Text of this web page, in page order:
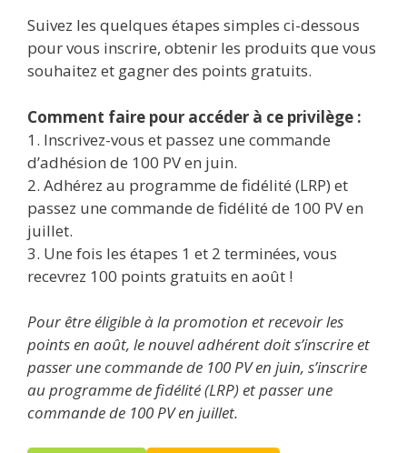
Suivez les quelques étapes simples ci-dessous
pour vous inscrire, obtenir les produits que vous
souhaitez et gagner des points gratuits.
Comment faire pour accéder à ce privilège :
1. Inscrivez-vous et passez une commande
d’adhésion de 100 PV en juin.
2. Adhérez au programme de fidélité (LRP) et
passez une commande de fidélité de 100 PV en
juillet.
3. Une fois les étapes 1 et 2 terminées, vous
recevrez 100 points gratuits en août !
Pour être éligible à la promotion et recevoir les
points en août, le nouvel adhérent doit s’inscrire et
passer une commande de 100 PV en juin, s’inscrire
au programme de fidélité (LRP) et passer une
commande de 100 PV en juillet.